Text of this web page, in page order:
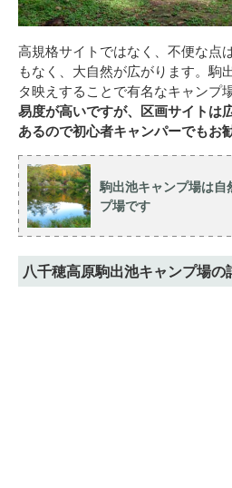
高規格サイトではなく、不便な点
もなく、大自然が広がります。駒
タ映えすることで有名なキャンプ場
易度が高いですが、区画サイトは
あるので初心者キャンパーでもお
駒出池キャンプ場は
プ場です
八千穂高原駒出池キャンプ場の